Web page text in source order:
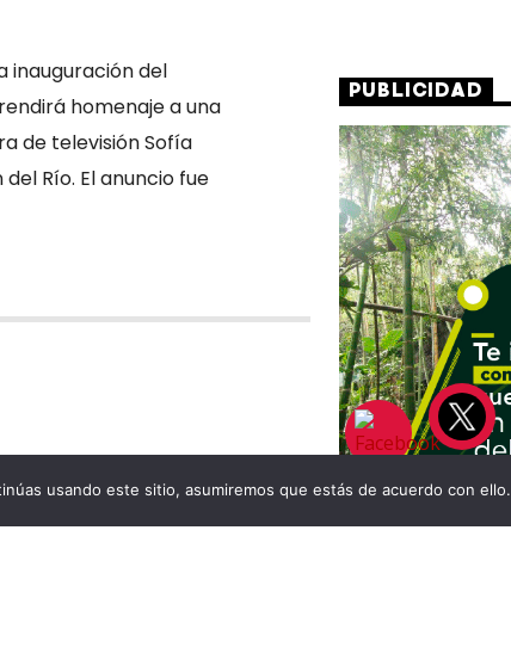
inauguración del
homenaje a una
de televisión Sofía
Río. El anuncio fue
PUBLICIDAD
usando este sitio, asumiremos que estás de acuerdo con ello.